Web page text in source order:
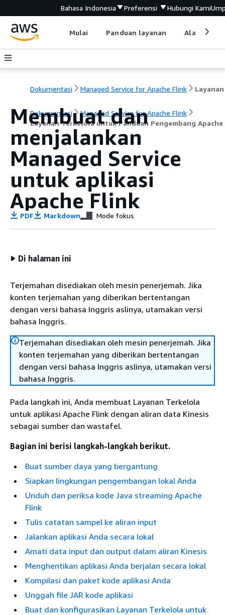
Bahasa Indonesia Preferensi Hubungi Kami
Mulai Panduan layanan Alat
Dokumentasi Managed Service for Apache Flink
Dokumentasi
Managed Service for Apache Flink
Layanan Terkelola untuk Panduan Pengembang
Membuat dan
menjalankan
Managed Service
untuk aplikasi
Apache Flink
PDF Markdown Mode fokus
Di halaman ini
Terjemahan disediakan oleh mesin penerjemah. Jika
konten terjemahan yang diberikan bertentangan
dengan versi bahasa Inggris aslinya, utamakan versi
bahasa Inggris.
Terjemahan disediakan oleh mesin penerjemah. Jika
konten terjemahan yang diberikan bertentangan
dengan versi bahasa Inggris aslinya, utamakan versi
bahasa Inggris.
Pada langkah ini, Anda membuat Layanan Terkelola
untuk aplikasi Apache Flink dengan aliran data Kinesis
sebagai sumber dan wastafel.
Bagian ini berisi langkah-langkah berikut.
Buat sumber daya yang bergantung
Siapkan lingkungan pengembangan lokal Anda
Unduh dan periksa kode Java streaming Apache
Flink
Tulis catatan sampel ke aliran input
Jalankan aplikasi Anda secara lokal
Amati data input dan output dalam aliran Kinesis
Menghentikan aplikasi Anda berjalan secara lokal
Kompilasi dan paket kode aplikasi Anda
Unggah file JAR kode aplikasi
Buat dan konfigurasikan Layanan Terkelola untuk